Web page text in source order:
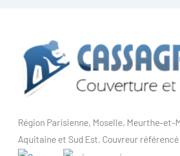
Région Parisienne, Moselle, Meurthe-et-
Aquitaine et Sud Est. Couvreur